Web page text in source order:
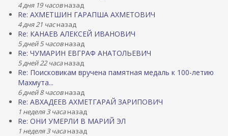
4 дня 19 часовназад
Re: АХМЕТШИН ГАРАПША АХМЕТОВИЧ
4 дня 21 часназад
Re: КАНАЕВ АЛЕКСЕЙ ИВАНОВИЧ
5 дней 5 часовназад
Re: ЧУМАРИН ЕВГРАФ АНАТОЛЬЕВИЧ
5 дней 22 часаназад
Re: Поисковикам вручена памятная медаль к 100-летию
Махмута...
6 дней 8 часовназад
Re: АВХАДЕЕВ АХМЕТГАРАЙ ЗАРИПОВИЧ
1 неделя 3 часаназад
Re: ОНИ УМЕРЛИ В МАРИЙ ЭЛ
1 неделя 3 часаназад